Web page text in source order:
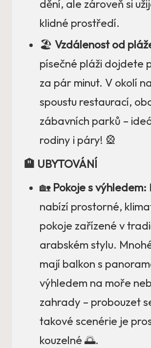
dění, ale zároveň si
klidné prostředí.
🏖️ Vzdálenost od
písečné pláži dojdete
za pár minut. V okolí
spoustu restaurací,
zábavních parků –
rodiny i páry! 🎡
🏨 UBYTOVÁNÍ
🏡 Pokoje s výhledem:
nabízí prostorné,
pokoje zařízené v
arabském stylu.
mají balkon s
výhledem na moře
zahrady – probouzet
takové scenérie je
kouzelné 🌅.